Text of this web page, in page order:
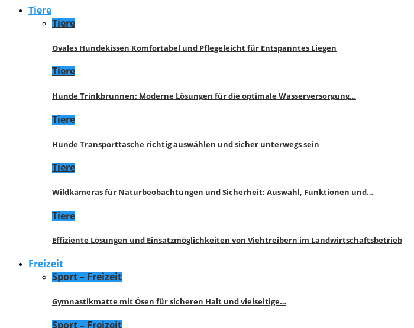
Tiere
Tiere
Ovales Hundekissen Komfortabel und Pflegeleicht für Entspanntes Liegen
Tiere
Hunde Trinkbrunnen: Moderne Lösungen für die optimale Wasserversorgung…
Tiere
Hunde Transporttasche richtig auswählen und sicher unterwegs sein
Tiere
Wildkameras für Naturbeobachtungen und Sicherheit: Auswahl, Funktionen und…
Tiere
Effiziente Lösungen und Einsatzmöglichkeiten von Viehtreibern im Landwirtschaftsbetrieb
Freizeit
Sport – Freizeit
Gymnastikmatte mit Ösen für sicheren Halt und vielseitige…
Sport – Freizeit